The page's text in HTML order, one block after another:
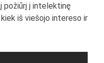
požiūrį į intelektinę
iš viešojo intereso ir